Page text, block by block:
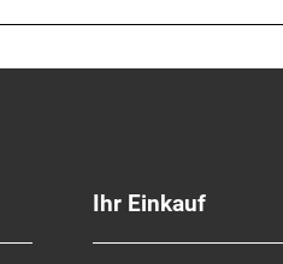
Ihr Einkauf